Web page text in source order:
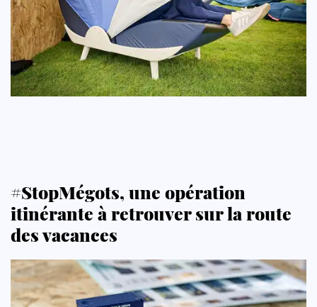
#StopMégots, une opération
itinérante à retrouver sur la route
des vacances